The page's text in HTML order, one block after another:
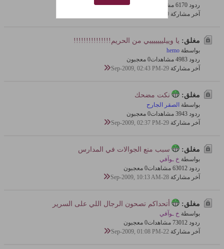
ردود 0
617 مشاهدات
آخر مشاركة 29-Sep-2009, 03:12 PM
مغلق: يا وييليييييييي من الحريم!!!!!!!!!!!!!!!
بواسطة hemo
ردود 3
498 مشاهدات
0 معجبون
آخر مشاركة 29-Sep-2009, 02:43 PM
مغلق: نكت مضحك
بواسطة الصقر الجارح
ردود 3
394 مشاهدات
0 معجبون
آخر مشاركة 29-Sep-2009, 02:37 PM
مغلق: سبب منع الجوالات في المدارس
بواسطة خ ـوآفي
ردود 12
630 مشاهدات
0 معجبون
آخر مشاركة 28-Sep-2009, 10:13 AM
مغلق: أتحداكم تصحون الرجال اللي على السرير
بواسطة خ ـوآفي
ردود 12
730 مشاهدات
0 معجبون
آخر مشاركة 22-Sep-2009, 01:08 PM